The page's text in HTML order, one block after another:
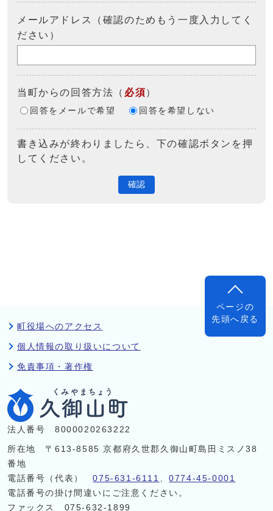
メールアドレス（確認のためもう一度入力してく
ださい）
当町からの回答方法 （ 必須）
回答をメールで希望 回答を希望しない
書き込みが終わりましたら、下の確認ボタンを押
してください。
確認
ページの
先頭へ戻る
町役場へのアクセス
個人情報の取り扱いについて
免責事項・著作権
法人番号 8000020263222
所在地 〒613-8585 京都府久世郡久御山町島田ミスノ38
番地
電話番号（代表）075-631-6111 、0774-45-0001
電話番号の掛け間違いにご注意ください。
ファックス 075-632-1899